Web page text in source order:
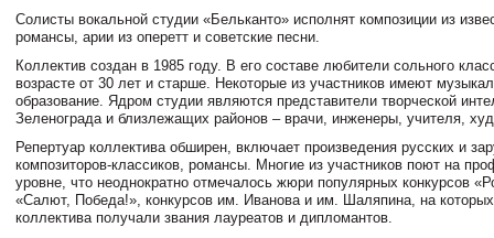
Солисты вокальной студии «Бельканто» исполнят композиции из
романсы, арии из оперетт и советские песни.
Коллектив создан в 1985 году. В его составе любители сольного
возрасте от 30 лет и старше. Некоторые из участников имеют
образование. Ядром студии являются представители творческой
Зеленограда и близлежащих районов – врачи, инженеры, учителя,
Репертуар коллектива обширен, включает произведения русских и
композиторов-классиков, романсы. Многие из участников поют на
уровне, что неоднократно отмечалось жюри популярных конкурсов
«Салют, Победа!», конкурсов им. Иванова и им. Шаляпина, на которых
коллектива получали звания лауреатов и дипломантов.